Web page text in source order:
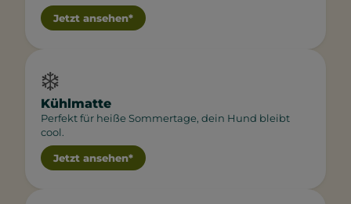
Jetzt ansehen*
❄️
Kühlmatte
Perfekt für heiße Sommertage, dein Hund bleibt
cool.
Jetzt ansehen*